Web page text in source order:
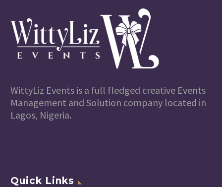
WittyLiz Events is a full fledged creative Events
Management and Solution company located in
Lagos, Nigeria.
Quick Links